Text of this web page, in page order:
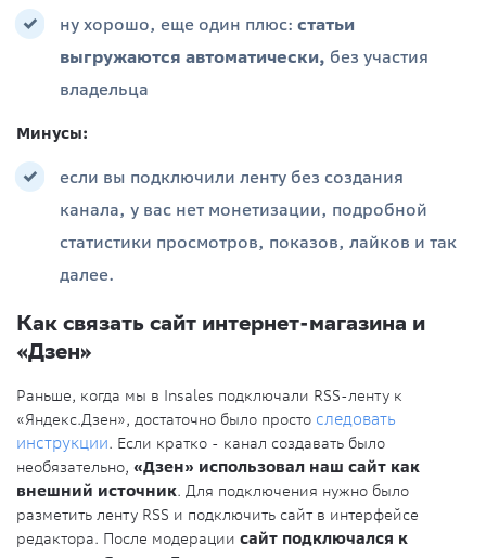
ну хорошо, еще один плюс: статьи
выгружаются автоматически, без участия
владельца
Минусы:
если вы подключили ленту без создания
канала, у вас нет монетизации, подробной
статистики просмотров, показов, лайков и так
далее.
Как связать сайт интернет-магазина и
«Дзен»
Раньше, когда мы в Insales подключали RSS-ленту к
«Яндекс.Дзен», достаточно было просто следовать
инструкции. Если кратко - канал создавать было
необязательно, «Дзен» использовал наш сайт как
внешний источник. Для подключения нужно было
разметить ленту RSS и подключить сайт в интерфейсе
редактора. После модерации сайт подключался к